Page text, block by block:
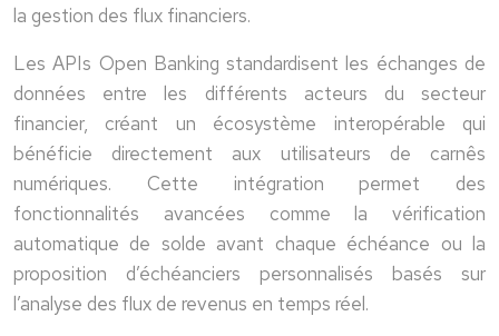
la gestion des flux financiers.
Les APIs Open Banking standardisent les échanges de
données entre les différents acteurs du secteur
financier, créant un écosystème interopérable qui
bénéficie directement aux utilisateurs de carnês
numériques. Cette intégration permet des
fonctionnalités avancées comme la vérification
automatique de solde avant chaque échéance ou la
proposition d’échéanciers personnalisés basés sur
l’analyse des flux de revenus en temps réel.